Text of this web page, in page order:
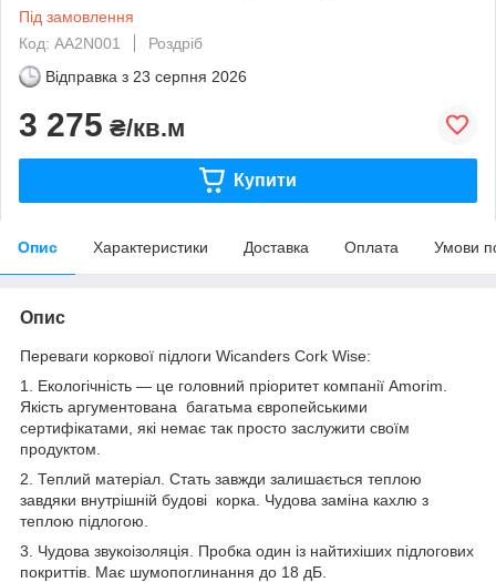
Під замовлення
Код: AA2N001
Роздріб
Відправка з 23 серпня 2026
3 275 ₴/кв.м
Купити
Опис Характеристики Доставка Оплата Умови
Опис
Переваги коркової підлоги Wicanders Cork Wise:
1. Екологічність — це головний пріоритет компанії Amorim.
Якість аргументована багатьма європейськими
сертифікатами, які немає так просто заслужити своїм
продуктом.
2. Теплий матеріал. Стать завжди залишається теплою
завдяки внутрішній будові корка. Чудова заміна кахлю з
теплою підлогою.
3. Чудова звукоізоляція. Пробка один із найтихіших підлогових
покриттів. Має шумопоглинання до 18 дБ.